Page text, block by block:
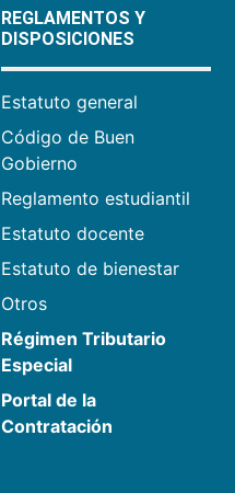
REGLAMENTOS Y
DISPOSICIONES
Estatuto general
Código de Buen
Gobierno
Reglamento estudiantil
Estatuto docente
Estatuto de bienestar
Otros
Régimen Tributario
Especial
Portal de la
Contratación